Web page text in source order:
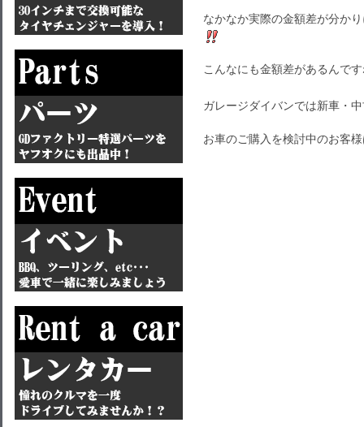
なかなか実際の金額差が分か
こんなにも金額差があるんで
ガレージダイバンでは新車・
お車のご購入を検討中のお客